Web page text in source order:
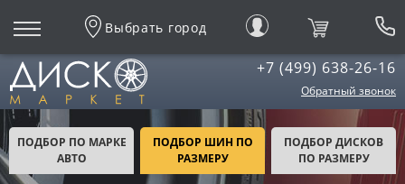
Выбрать город
+7 (499) 638-26-16
Обратный звонок
ПОДБОР ПО МАРКЕ
АВТО
ПОДБОР ШИН ПО
РАЗМЕРУ
ПОДБОР ДИСКОВ
ПО РАЗМЕРУ